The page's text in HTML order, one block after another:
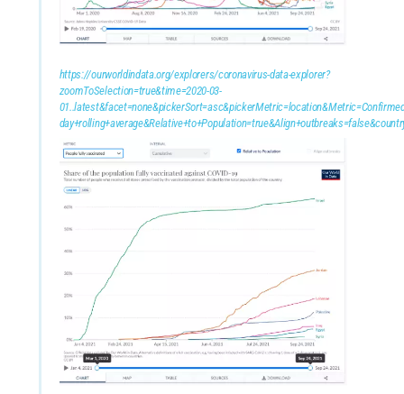
https://ourworldindata.org/explorers/coronavirus-data-explorer?
zoomToSelection=true&time=2020-03-